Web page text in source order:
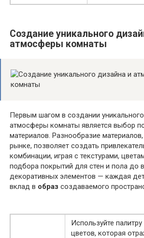
Создание уникального
атмосферы комнаты
Первым шагом в создании
атмосферы комнаты является выбор
материалов. Разнообразие
рынке, позволяет создать
комбинации, играя с текстурами,
подбора покрытий для стен и пола до
декоративных элементов — каждая
вклад в образ создаваемого
Используйте палитру
цветов, которая